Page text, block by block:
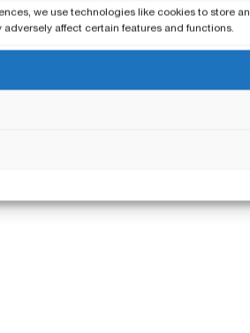
we use technologies like cookies to store
affect certain features and functions.